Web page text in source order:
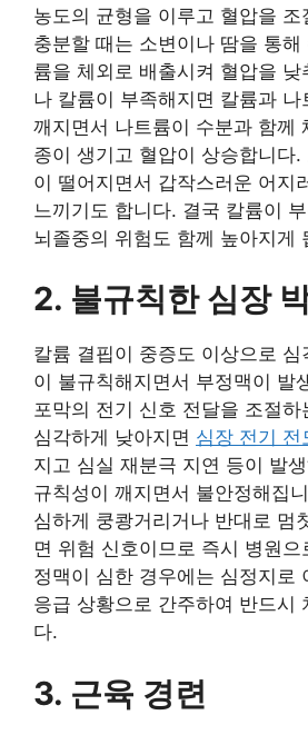
농도의 균형을 이루고 혈압을 조
충분할 때는 소변이나 땀을 통해
륨을 체외로 배출시켜 혈압을 낮
나 칼륨이 부족해지면 칼륨과 나
깨지면서 나트륨이 수분과 함께
종이 생기고 혈압이 상승합니다.
이 떨어지면서 갑작스러운 어지
느끼기도 합니다. 결국 칼륨이
뇌졸중의 위험도 함께 높아지게
2. 불규칙한 심장
칼륨 결핍이 중증도 이상으로
이 불규칙해지면서 부정맥이 발
포막의 전기 신호 전달을 조절
심각하게 낮아지면 심장 전기 전
지고 심실 재분극 지연 등이 발
규칙성이 깨지면서 불안정해집
심하게 쿵쾅거리거나 반대로 멈
면 위험 신호이므로 즉시 병원
정맥이 심한 경우에는 심정지로
응급 상황으로 간주하여 반드시
다.
3. 근육 경련